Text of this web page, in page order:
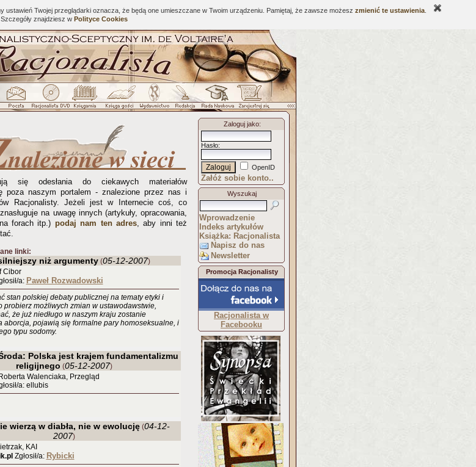
Twojej przeglądarki oznacza, że będą one umieszczane w Twoim urządzeniu. Pamiętaj, że zawsze możesz zmienić te ustawienia
Szczegóły znajdziesz w Polityce Cookies
się odesłania do ciekawych materiałów
poza naszym portalem - znalezione przez nas i
Racjonalisty. Jeżeli jest w Internecie coś, co
na uwagę innych (artykuły, opracowania,
forach itp.) podaj nam ten adres, aby inni też
linki:
niż argumenty (05-12-2007)
Cibor
a: Paweł Rozwadowski
stan polskiej debaty publicznej na tematy etyki i
probierz możliwych zmian w ustawodawstwie,
że już niedługo w naszym kraju zostanie
aborcja, pojawią się formalne pary homoseksualne, i
typu sodomy.
Polska jest krajem fundamentalizmu
religijnego (05-12-2007)
Walenciaka, Przegląd
a: ellubis
wierzą w diabła, nie w ewolucję (04-12-
2007)
KAI
Zgłosił/a: Rybicki
Zaloguj jako:
Hasło:
OpenID
Załóż sobie konto..
Wyszukaj
Wprowadzenie
Indeks artykułów
Książka: Racjonalista
Napisz do nas
Newsletter
Promocja Racjonalisty
Racjonalista w
Facebooku